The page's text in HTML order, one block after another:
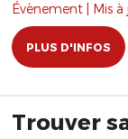
Évènement | Mis à
PLUS D'INFOS
Trouver